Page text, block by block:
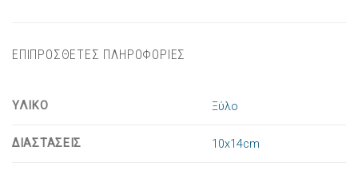
ΕΠΙΠΡΟΣΘΕΤΕΣ ΠΛΗΡΟΦΟΡΙΕΣ
ΥΛΙΚΟ Ξύλο
ΔΙΑΣΤΑΣΕΙΣ 10x14cm